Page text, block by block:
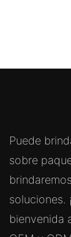
Puede
sobre
soluciones.
bienvenida